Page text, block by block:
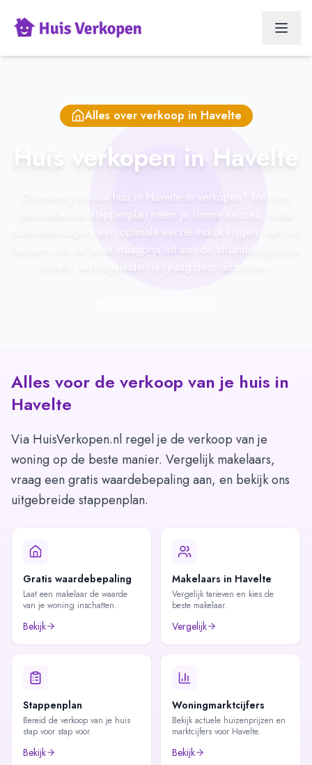
Alles over verkoop in Havelte
Huis verkopen in Havelte
Overweeg je jouw huis in Havelte te verkopen? Met ons
gedetailleerde stappenplan neem je slimme keuzes, zodat
potentiële kopers een optimale eerste indruk krijgen. Van het
bepalen van de juiste vraagprijs tot aan de afhandeling bij de
notaris, wij begeleiden je graag door dit proces.
Alles voor de verkoop van je huis in
Havelte
Via HuisVerkopen.nl regel je de verkoop van je
woning op de beste manier. Vergelijk makelaars,
vraag een gratis waardebepaling aan, en bekijk ons
uitgebreide stappenplan.
Gratis waardebepaling
Laat een makelaar de waarde
van je woning inschatten.
Bekijk
Makelaars in Havelte
Vergelijk tarieven en kies de
beste makelaar.
Vergelijk
Stappenplan
Bereid de verkoop van je huis
stap voor stap voor.
Bekijk
Woningmarktcijfers
Bekijk actuele huizenprijzen en
marktcijfers voor Havelte.
Bekijk